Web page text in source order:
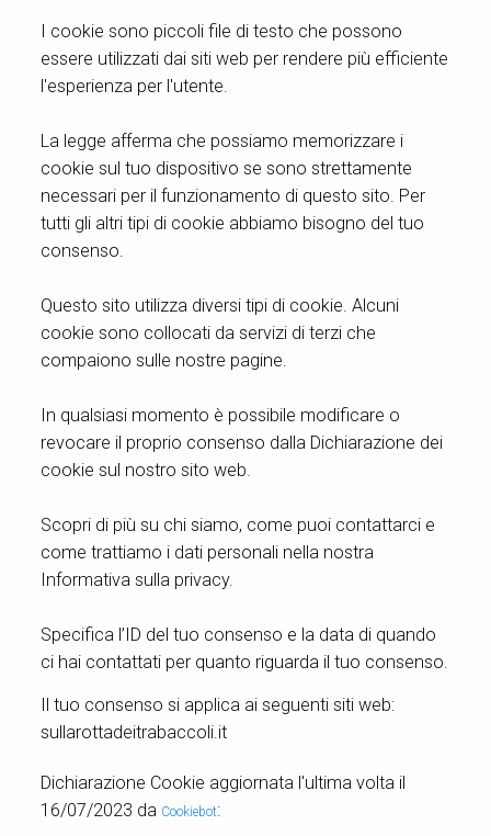
I cookie sono piccoli file di testo che possono
essere utilizzati dai siti web per rendere più efficiente
l'esperienza per l'utente.
La legge afferma che possiamo memorizzare i
cookie sul tuo dispositivo se sono strettamente
necessari per il funzionamento di questo sito. Per
tutti gli altri tipi di cookie abbiamo bisogno del tuo
consenso.
Questo sito utilizza diversi tipi di cookie. Alcuni
cookie sono collocati da servizi di terzi che
compaiono sulle nostre pagine.
In qualsiasi momento è possibile modificare o
revocare il proprio consenso dalla Dichiarazione dei
cookie sul nostro sito web.
Scopri di più su chi siamo, come puoi contattarci e
come trattiamo i dati personali nella nostra
Informativa sulla privacy.
Specifica l’ID del tuo consenso e la data di quando
ci hai contattati per quanto riguarda il tuo consenso.
Il tuo consenso si applica ai seguenti siti web:
sullarottadeitrabaccoli.it
Dichiarazione Cookie aggiornata l'ultima volta il
16/07/2023 da Cookiebot: